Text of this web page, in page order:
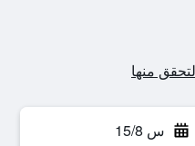
س 15/8